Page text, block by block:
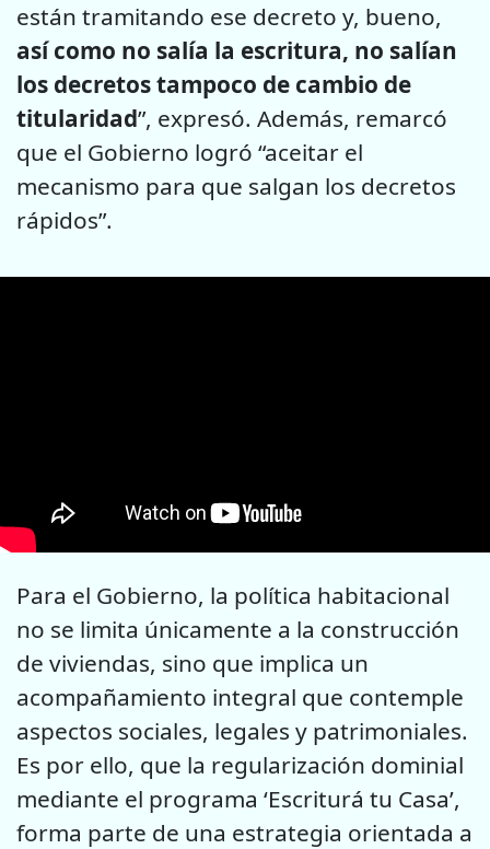
están tramitando ese decreto y, bueno,
así como no salía la escritura, no salían
los decretos tampoco de cambio de
titularidad”, expresó. Además, remarcó
que el Gobierno logró “aceitar el
mecanismo para que salgan los decretos
rápidos”.
Para el Gobierno, la política habitacional
no se limita únicamente a la construcción
de viviendas, sino que implica un
acompañamiento integral que contemple
aspectos sociales, legales y patrimoniales.
Es por ello, que la regularización dominial
mediante el programa ‘Escriturá tu Casa’,
forma parte de una estrategia orientada a